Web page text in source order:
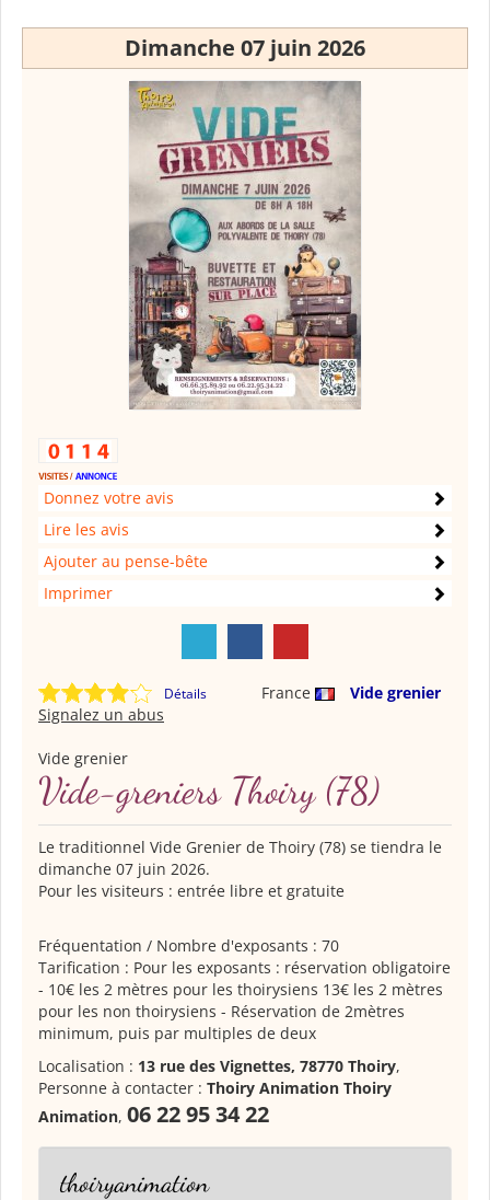
Dimanche 07 juin 2026
Donnez votre avis
Lire les avis
Ajouter au pense-bête
Imprimer
Détails France
Vide grenier
Signalez un abus
Vide grenier
Vide-greniers Thoiry (78)
Le traditionnel Vide Grenier de Thoiry (78) se tiendra le
dimanche 07 juin 2026.
Pour les visiteurs : entrée libre et gratuite
Fréquentation / Nombre d'exposants : 70
Tarification : Pour les exposants : réservation obligatoire
- 10€ les 2 mètres pour les thoirysiens 13€ les 2 mètres
pour les non thoirysiens - Réservation de 2mètres
minimum, puis par multiples de deux
Localisation : 13 rue des Vignettes, 78770 Thoiry,
Personne à contacter : Thoiry Animation Thoiry
Animation, 06 22 95 34 22
thoiryanimation